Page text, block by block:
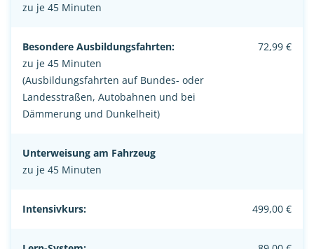
zu je 45 Minuten
Besondere Ausbildungsfahrten:
zu je 45 Minuten
(Ausbildungsfahrten auf Bundes- oder
Landesstraßen, Autobahnen und bei
Dämmerung und Dunkelheit)
72,99 €
Unterweisung am Fahrzeug
zu je 45 Minuten
Intensivkurs: 499,00 €